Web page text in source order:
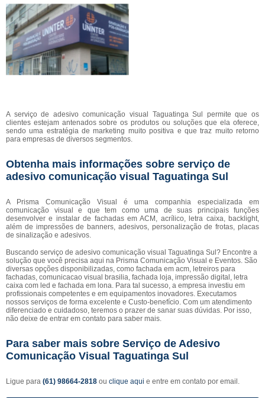
A serviço de adesivo comunicação visual Taguatinga Sul permite que os
clientes estejam antenados sobre os produtos ou soluções que ela oferece,
sendo uma estratégia de marketing muito positiva e que traz muito retorno
para empresas de diversos segmentos.
Obtenha mais informações sobre serviço de
adesivo comunicação visual Taguatinga Sul
A Prisma Comunicação Visual é uma companhia especializada em
comunicação visual e que tem como uma de suas principais funções
desenvolver e instalar de fachadas em ACM, acrílico, letra caixa, backlight,
além de impressões de banners, adesivos, personalização de frotas, placas
de sinalização e adesivos.
Buscando serviço de adesivo comunicação visual Taguatinga Sul? Encontre a
solução que você precisa aqui na Prisma Comunicação Visual e Eventos. São
diversas opções disponibilizadas, como fachada em acm, letreiros para
fachadas, comunicacao visual brasilia, fachada loja, impressão digital, letra
caixa com led e fachada em lona. Para tal sucesso, a empresa investiu em
profissionais competentes e em equipamentos inovadores. Executamos
nossos serviços de forma excelente e Custo-benefício. Com um atendimento
diferenciado e cuidadoso, teremos o prazer de sanar suas dúvidas. Por isso,
não deixe de entrar em contato para saber mais.
Para saber mais sobre Serviço de Adesivo
Comunicação Visual Taguatinga Sul
Ligue para (61) 98664-2818 ou clique aqui e entre em contato por email.